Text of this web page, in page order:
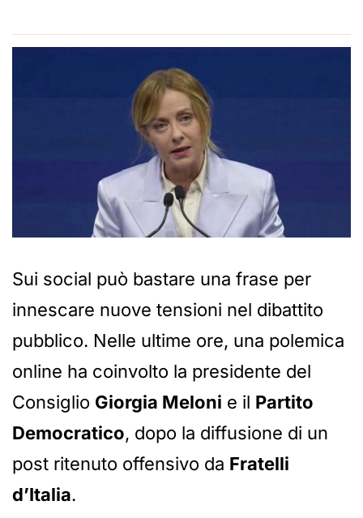
Sui social può bastare una frase per
innescare nuove tensioni nel dibattito
pubblico. Nelle ultime ore, una polemica
online ha coinvolto la presidente del
Consiglio Giorgia Meloni e il Partito
Democratico, dopo la diffusione di un
post ritenuto offensivo da Fratelli
d’Italia.